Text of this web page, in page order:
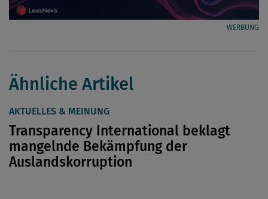
WERBUNG
Ähnliche Artikel
AKTUELLES & MEINUNG
Transparency International beklagt
mangelnde Bekämpfung der
Auslandskorruption